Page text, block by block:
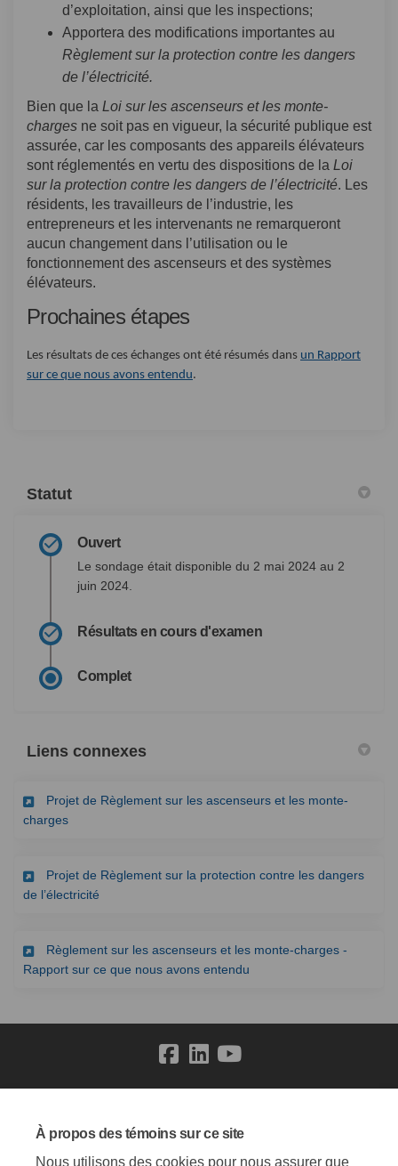
À propos des témoins sur ce site
Nous utilisons des cookies pour nous assurer que
d’exploitation, ainsi que les inspections;
Apportera des modifications importantes au
Règlement sur la protection contre les dangers
de l’électricité.
Bien que la Loi sur les ascenseurs et les monte-
charges ne soit pas en vigueur, la sécurité publique est
assurée, car les composants des appareils élévateurs
sont réglementés en vertu des dispositions de la Loi
sur la protection contre les dangers de l’électricité. Les
résidents, les travailleurs de l’industrie, les
entrepreneurs et les intervenants ne remarqueront
aucun changement dans l’utilisation ou le
fonctionnement des ascenseurs et des systèmes
élévateurs.
Prochaines étapes
Les résultats de ces échanges ont été résumés dans un Rapport
sur ce que nous avons entendu.
Statut
Ouvert
Le sondage était disponible du 2 mai 2024 au 2
juin 2024.
Résultats en cours d'examen
Complet
Liens connexes
Projet de Règlement sur les ascenseurs et les monte-
charges(Liens externes)
Projet de Règlement sur la protection contre les dangers
de l’électricité
Règlement sur les ascenseurs et les monte-charges -
Rapport sur ce que nous avons entendu
Politique de modération Accessibilité